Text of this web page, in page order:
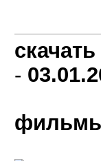
-